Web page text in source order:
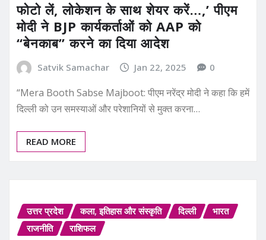
फोटो लें, लोकेशन के साथ शेयर करें…,’ पीएम
मोदी ने BJP कार्यकर्ताओं को AAP को
“बेनकाब” करने का दिया आदेश
Satvik Samachar Jan 22, 2025 0
“Mera Booth Sabse Majboot: पीएम नरेंद्र मोदी ने कहा कि हमें
दिल्ली को उन समस्याओं और परेशानियों से मुक्त करना…
READ MORE
उत्तर प्रदेश कला, इतिहास और संस्कृति दिल्ली
भारत
राजनीति
राशिफल